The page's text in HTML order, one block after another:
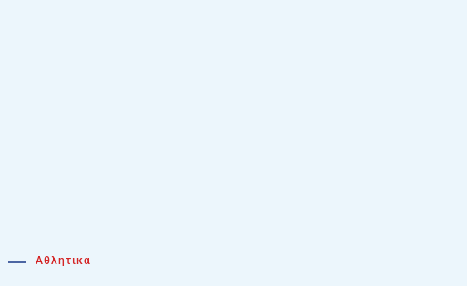
Αθλητικα